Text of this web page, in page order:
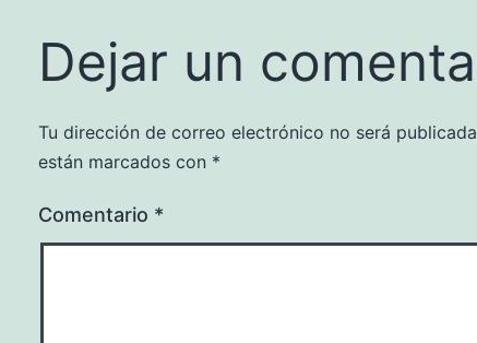
Dejar un
Tu dirección de correo electrónico no será
están marcados con *
Comentario *